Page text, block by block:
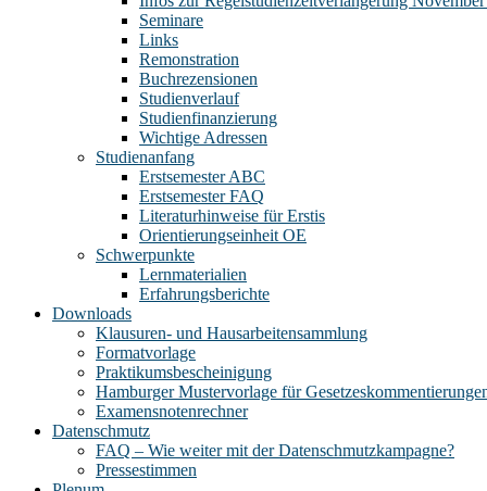
Seminare
Links
Remonstration
Buchrezensionen
Studienverlauf
Studienfinanzierung
Wichtige Adressen
Studienanfang
Erstsemester ABC
Erstsemester FAQ
Literaturhinweise für Erstis
Orientierungseinheit OE
Schwerpunkte
Lernmaterialien
Erfahrungsberichte
Downloads
Klausuren- und Hausarbeitensammlung
Formatvorlage
Praktikumsbescheinigung
Hamburger Mustervorlage für
Examensnotenrechner
Datenschmutz
FAQ – Wie weiter mit der Datenschmutzkampagne?
Pressestimmen